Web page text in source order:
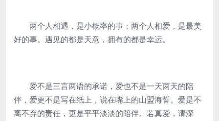
两个人相遇，是小概率的事；两个人相爱，是最美
好的事。遇见的都是天意，拥有的都是幸运。
爱不是三言两语的承诺，爱也不是一天两天的陪
伴，爱更不是写在纸上，说在嘴上的山盟海誓。爱是不
离不弃的责任，更是平平淡淡的陪伴。若真爱，请深